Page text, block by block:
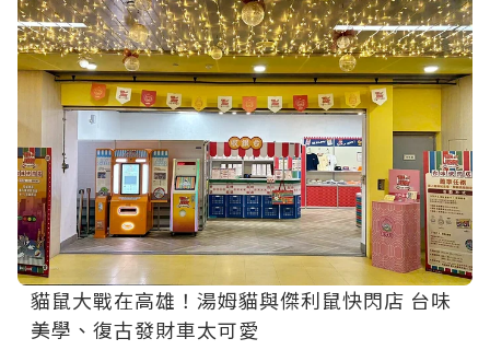
貓鼠大戰在高雄！湯姆貓與傑利鼠快閃店 台味
美學、復古發財車太可愛